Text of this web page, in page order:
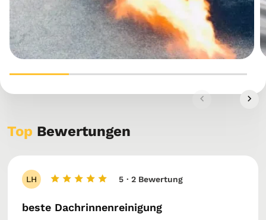
Top Bewertungen
LH 5 · 2 Bewertung
beste Dachrinnenreinigung